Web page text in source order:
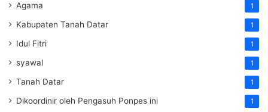
Agama 1
Kabupaten Tanah Datar 1
Idul Fitri 1
syawal 1
Tanah Datar 1
Dikoordinir oleh Pengasuh Ponpes ini 1